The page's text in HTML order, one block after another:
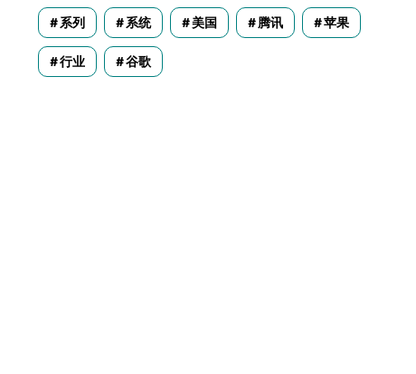
系列 系统 美国 腾讯 苹果
行业 谷歌